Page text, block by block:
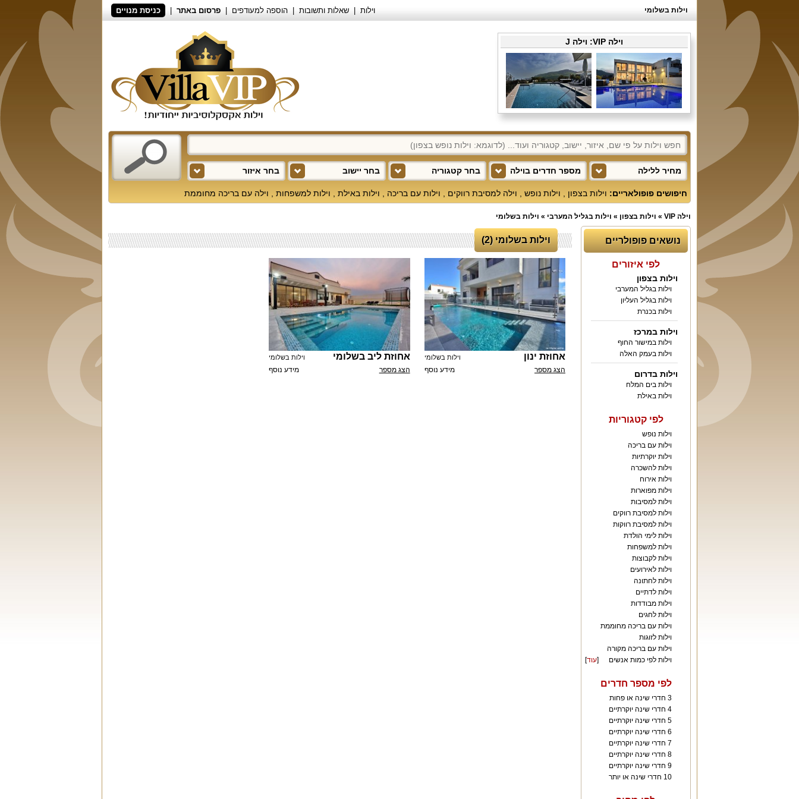
וילות בשלומי וילות שאלות ותשובות הוספה למעודפים פרסום באתר כניסת מנויים
וילה VIP: וילה J
בחר איזור בחר יישוב בחר קטגוריה מספר חדרים בוילה מחיר ללילה
חיפושים פופולאריים: וילות בצפון וילות נופש וילה למסיבת רווקים וילות עם בריכה וילות באילת וילות למשפחות וילה עם בריכה מחוממת
וילה VIP » וילות בצפון » וילות בגליל המערבי » וילות בשלומי
נושאים פופולריים
לפי איזורים
וילות בצפון
וילות בגליל המערבי
וילות בגליל העליון
וילות בכנרת
וילות במרכז
וילות במישור החוף
וילות בעמק האלה
וילות בדרום
וילות בים המלח
וילות באילת
לפי קטגוריות
וילות נופש
וילות עם בריכה
וילות יוקרתיות
וילות להשכרה
וילות אירוח
וילות מפוארות
וילות למסיבות
וילות למסיבת רווקים
וילות למסיבת רווקות
וילות לימי הולדת
וילות למשפחות
וילות לקבוצות
וילות לאירועים
וילות לחתונה
וילות לדתיים
וילות מבודדות
וילות לחגים
וילות עם בריכה מחוממת
וילות לזוגות
וילות עם בריכה מקורה
וילות לפי כמות אנשים
[עוד]
לפי מספר חדרים
3 חדרי שינה או פחות
4 חדרי שינה יוקרתיים
5 חדרי שינה יוקרתיים
6 חדרי שינה יוקרתיים
7 חדרי שינה יוקרתיים
8 חדרי שינה יוקרתיים
9 חדרי שינה יוקרתיים
10 חדרי שינה או יותר
וילות בשלומי (2)
אחוזת ינון וילות בשלומי
מידע נוסף הצג מספר
אחוזת ליב בשלומי וילות בשלומי
מידע נוסף הצג מספר